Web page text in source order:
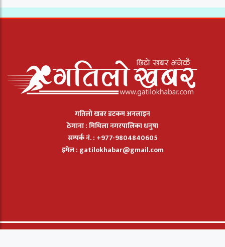
गतिलो खबर डटकम अनलाइन
ठेगाना : मिथिला नगरपालिका धनुषा
सम्पर्क नं. : +977-9804840605
इमेल : gatilokhabar@gmail.com